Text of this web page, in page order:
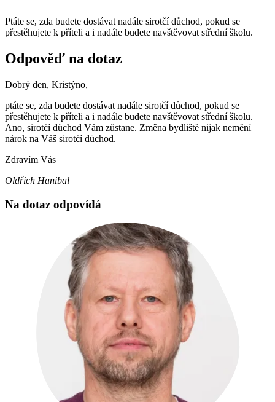
Ptáte se, zda budete dostávat nadále sirotčí důchod, pokud se
přestěhujete k příteli a i nadále budete navštěvovat střední školu.
Odpověď na dotaz
Dobrý den, Kristýno,
ptáte se, zda budete dostávat nadále sirotčí důchod, pokud se
přestěhujete k příteli a i nadále budete navštěvovat střední školu.
Ano, sirotčí důchod Vám zůstane. Změna bydliště nijak nemění
nárok na Váš sirotčí důchod.
Zdravím Vás
Oldřich Hanibal
Na dotaz odpovídá